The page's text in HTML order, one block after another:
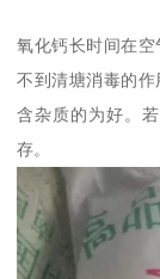
氧化钙长时间在
不到清塘消毒的
含杂质的为好。
存。